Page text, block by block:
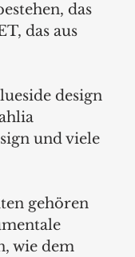
das
das aus
design
und viele
gehören
wie dem